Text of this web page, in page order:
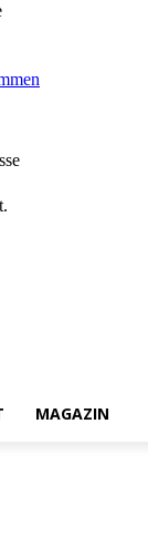
MAGAZIN